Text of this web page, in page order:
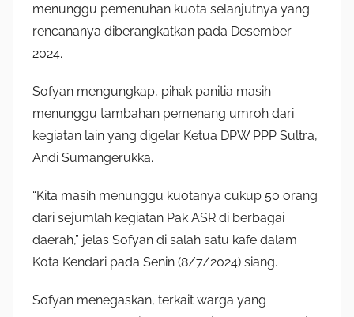
menunggu pemenuhan kuota selanjutnya yang
rencananya diberangkatkan pada Desember
2024.
Sofyan mengungkap, pihak panitia masih
menunggu tambahan pemenang umroh dari
kegiatan lain yang digelar Ketua DPW PPP Sultra,
Andi Sumangerukka.
“Kita masih menunggu kuotanya cukup 50 orang
dari sejumlah kegiatan Pak ASR di berbagai
daerah,” jelas Sofyan di salah satu kafe dalam
Kota Kendari pada Senin (8/7/2024) siang.
Sofyan menegaskan, terkait warga yang